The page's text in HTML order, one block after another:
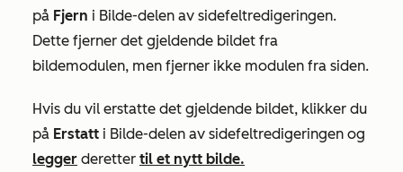
på Fjern i Bilde-delen av sidefeltredigeringen.
Dette fjerner det gjeldende bildet fra
bildemodulen, men fjerner ikke modulen fra siden.
Hvis du vil erstatte det gjeldende bildet, klikker du
på Erstatt i Bilde-delen av sidefeltredigeringen og
legger deretter til et nytt bilde.